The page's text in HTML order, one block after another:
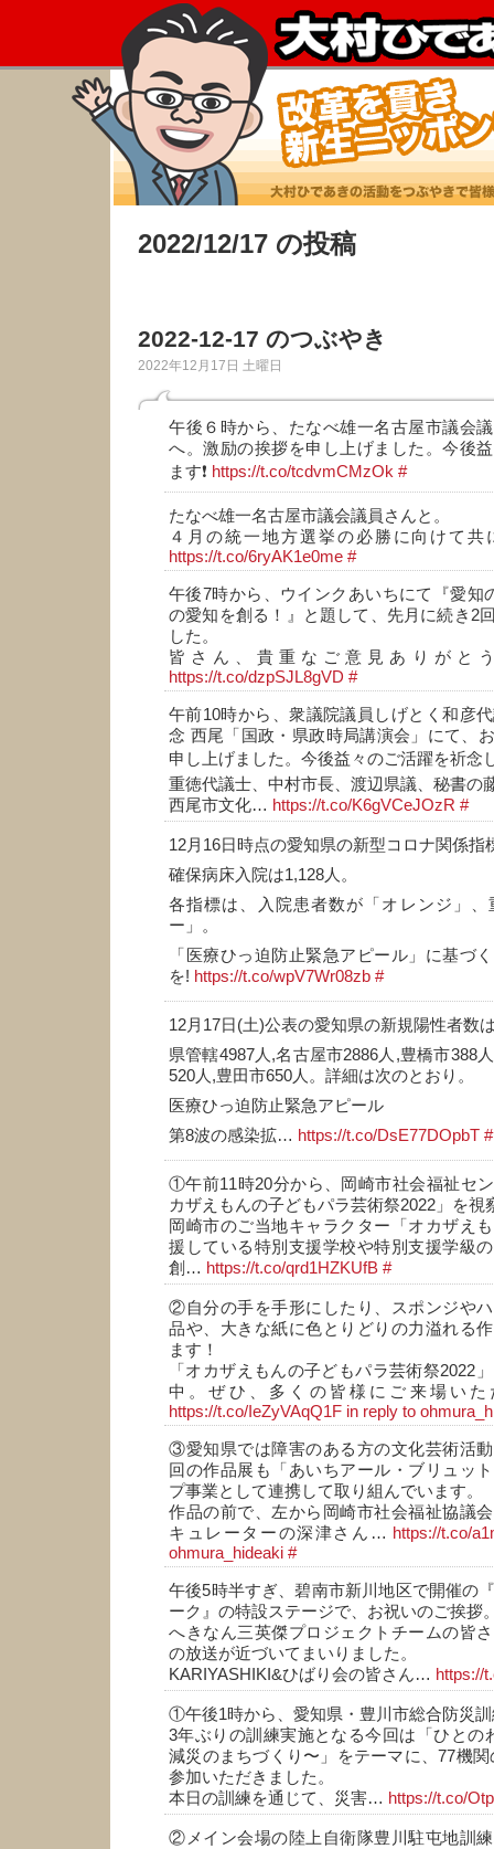
2022/12/17 の投稿
2022-12-17 のつぶやき
2022年12月17日 土曜日
午後６時から、たなべ雄一名古屋市議会
へ。激励の挨拶を申し上げました。今後
ます❗ https://t.co/tcdvmCMzOk #
たなべ雄一名古屋市議会議員さんと。
４月の統一地方選挙の必勝に向けて
https://t.co/6ryAK1e0me #
午後7時から、ウインクあいちにて『愛知
の愛知を創る！』と題して、先月に続き2
した。
皆さん、貴重なご意見ありがと
https://t.co/dzpSJL8gVD #
午前10時から、衆議院議員しげとく和彦
念 西尾「国政・県政時局講演会」にて、
申し上げました。今後益々のご活躍を祈念し
重徳代議士、中村市長、渡辺県議、秘書の
西尾市文化… https://t.co/K6gVCeJOzR #
12月16日時点の愛知県の新型コロナ関係指
確保病床入院は1,128人。
各指標は、入院患者数が「オレンジ」
ー」。
「医療ひっ迫防止緊急アピール」に基づ
を! https://t.co/wpV7Wr08zb #
12月17日(土)公表の愛知県の新規陽性者数
県管轄4987人,名古屋市2886人,豊橋市388
520人,豊田市650人。詳細は次のとおり。
医療ひっ迫防止緊急アピール
第8波の感染拡… https://t.co/DsE77DOpbT #
①午前11時20分から、岡崎市社会福祉セ
カザえもんの子どもパラ芸術祭2022」を視
岡崎市のご当地キャラクター「オカザえ
援している特別支援学校や特別支援学級
創… https://t.co/qrd1HZKUfB #
②自分の手を手形にしたり、スポンジや
品や、大きな紙に色とりどりの力溢れる
ます！
「オカザえもんの子どもパラ芸術祭2022
中。ぜひ、多くの皆様にご来場い
https://t.co/IeZyVAqQ1F in reply to
③愛知県では障害のある方の文化芸術活
回の作品展も「あいちアール・ブリュッ
プ事業として連携して取り組んでいます。
作品の前で、左から岡崎市社会福祉協議
キュレーターの深津さん… https://t.co/
ohmura_hideaki #
午後5時半すぎ、碧南市新川地区で開催の
ーク』の特設ステージで、お祝いのご挨拶
へきなん三英傑プロジェクトチームの皆
の放送が近づいてまいりました。
KARIYASHIKI&ひばり会の皆さん… https://
①午後1時から、愛知県・豊川市総合防災
3年ぶりの訓練実施となる今回は「ひとの
減災のまちづくり〜」をテーマに、77機
参加いただきました。
本日の訓練を通じて、災害… https://t.co/
②メイン会場の陸上自衛隊豊川駐屯地訓